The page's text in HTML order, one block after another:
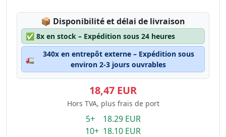
📦 Lagerstatus:
Disponibilité et délai de livraison
✅ 8x en stock – Expédition sous 24 heures
🚛
340x en entrepôt externe – Expédition sous
environ 2-3 jours ouvrables
18,47 EUR
Hors TVA, plus frais de port
5+ 18.29 EUR
10+ 18.10 EUR